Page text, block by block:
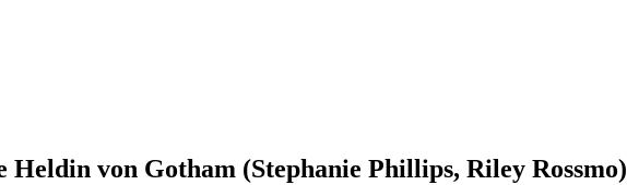
von Gotham (Stephanie Phillips, Riley Rossmo)